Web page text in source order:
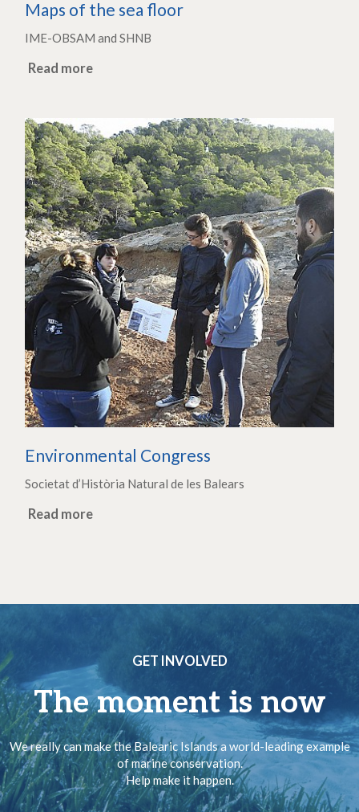
Maps of the sea floor
IME-OBSAM and SHNB
Read more
Environmental Congress
Societat d’Història Natural de les Balears
Read more
GET INVOLVED
The moment is now
We really can make the Balearic Islands a world-leading example
of marine conservation.
Help make it happen.